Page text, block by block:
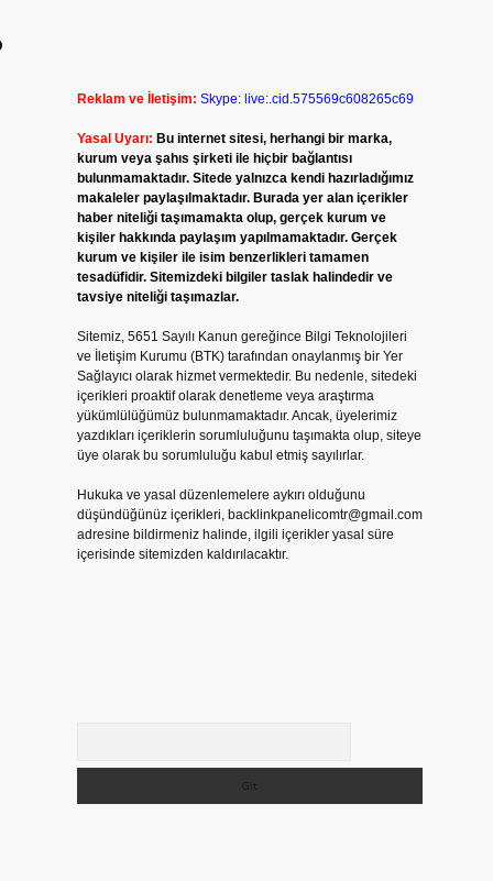
Reklam ve İletişim: Skype: live:.cid.575569c608265c69
Yasal Uyarı: Bu internet sitesi, herhangi bir marka,
kurum veya şahıs şirketi ile hiçbir bağlantısı
bulunmamaktadır. Sitede yalnızca kendi hazırladığımız
makaleler paylaşılmaktadır. Burada yer alan içerikler
haber niteliği taşımamakta olup, gerçek kurum ve
kişiler hakkında paylaşım yapılmamaktadır. Gerçek
kurum ve kişiler ile isim benzerlikleri tamamen
tesadüfidir. Sitemizdeki bilgiler taslak halindedir ve
tavsiye niteliği taşımazlar.
Sitemiz, 5651 Sayılı Kanun gereğince Bilgi Teknolojileri
ve İletişim Kurumu (BTK) tarafından onaylanmış bir Yer
Sağlayıcı olarak hizmet vermektedir. Bu nedenle, sitedeki
içerikleri proaktif olarak denetleme veya araştırma
yükümlülüğümüz bulunmamaktadır. Ancak, üyelerimiz
yazdıkları içeriklerin sorumluluğunu taşımakta olup, siteye
üye olarak bu sorumluluğu kabul etmiş sayılırlar.
Hukuka ve yasal düzenlemelere aykırı olduğunu
düşündüğünüz içerikleri, backlinkpanelicomtr@gmail.com
adresine bildirmeniz halinde, ilgili içerikler yasal süre
içerisinde sitemizden kaldırılacaktır.